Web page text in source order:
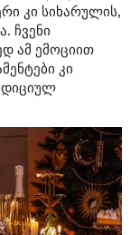
კი სიხარულის,
ჩვენი
ამ ემოციით
კი